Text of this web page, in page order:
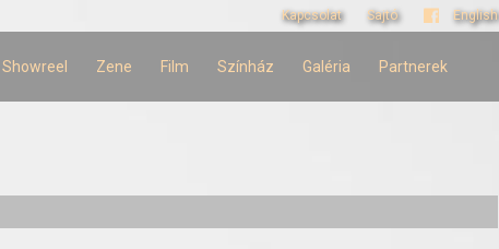
Kapcsolat Sajtó English
Showreel Zene Film Színház Galéria Partnerek